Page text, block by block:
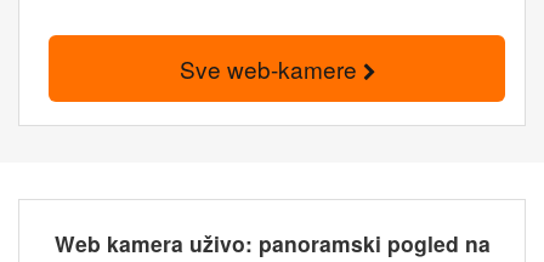
Sve web-kamere
Web kamera uživo: panoramski pogled na